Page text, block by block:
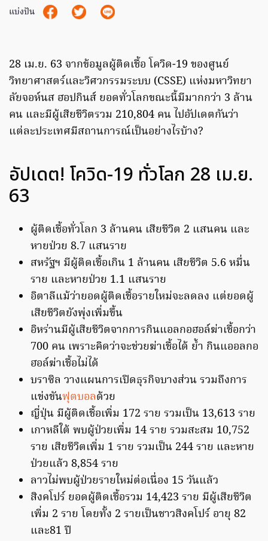
แบ่งปัน
28 เม.ย. 63 จากข้อมูลผู้ติดเชื้อ โควิด-19 ของศูนย์
วิทยาศาสตร์และวิศวกรรมระบบ (CSSE) แห่งมหาวิทยา
ลัยจอห์นส ฮอปกินส์ ยอดทั่วโลกขณะนี้มีมากกว่า 3 ล้าน
คน และมีผู้เสียชีวิตรวม 210,804 คน ไปอัปเดตกันว่า
แต่ละประเทศมีสถานการณ์เป็นอย่างไรบ้าง?
อัปเดต! โควิด-19 ทั่วโลก 28 เม.ย.
63
ผู้ติดเชื้อทั่วโลก 3 ล้านคน เสียชีวิต 2 แสนคน และ
หายป่วย 8.7 แสนราย
สหรัฐฯ มีผู้ติดเชื้อเกิน 1 ล้านคน เสียชีวิต 5.6 หมื่น
ราย และหายป่วย 1.1 แสนราย
อิตาลีแม้ว่ายอดผู้ติดเชื้อรายใหม่จะลดลง แต่ยอดผู้
เสียชีวิตยังพุ่งเพิ่มขึ้น
อิหร่านมีผู้เสียชีวิตจากการกินแอลกอฮอล์ฆ่าเชื้อกว่า
700 คน เพราะคิดว่าจะช่วยฆ่าเชื้อได้ ย้ำ กินแออลกอ
ฮอล์ฆ่าเชื้อไม่ได้
บราซิล วางแผนการเปิดธุรกิจบางส่วน รวมถึงการ
แข่งขันฟุตบอลด้วย
ญี่ปุ่น มีผู้ติดเชื้อเพิ่ม 172 ราย รวมเป็น 13,613 ราย
เกาหลีใต้ พบผู้ป่วยเพิ่ม 14 ราย รวมสะสม 10,752
ราย เสียชีวิตเพิ่ม 1 ราย รวมเป็น 244 ราย และหาย
ป่วยแล้ว 8,854 ราย
ลาวไม่พบผู้ป่วยรายใหม่ต่อเนื่อง 15 วันแล้ว
สิงคโปร์ ยอดผู้ติดเชื้อรวม 14,423 ราย มีผู้เสียชีวิต
เพิ่ม 2 ราย โดยทั้ง 2 รายเป็นชาวสิงคโปร์ อายุ 82
และ81 ปี